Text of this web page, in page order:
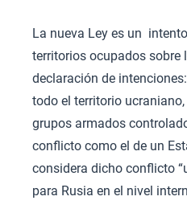
La nueva Ley es un
territorios ocupados sobre
declaración de
todo el territorio
grupos armados
conflicto como el de un
considera dicho conflicto
para Rusia en el nivel